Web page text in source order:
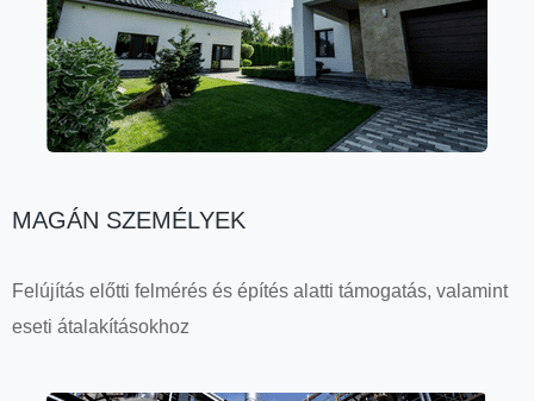
MAGÁN SZEMÉLYEK
Felújítás előtti felmérés és építés alatti támogatás, valamint
eseti átalakításokhoz